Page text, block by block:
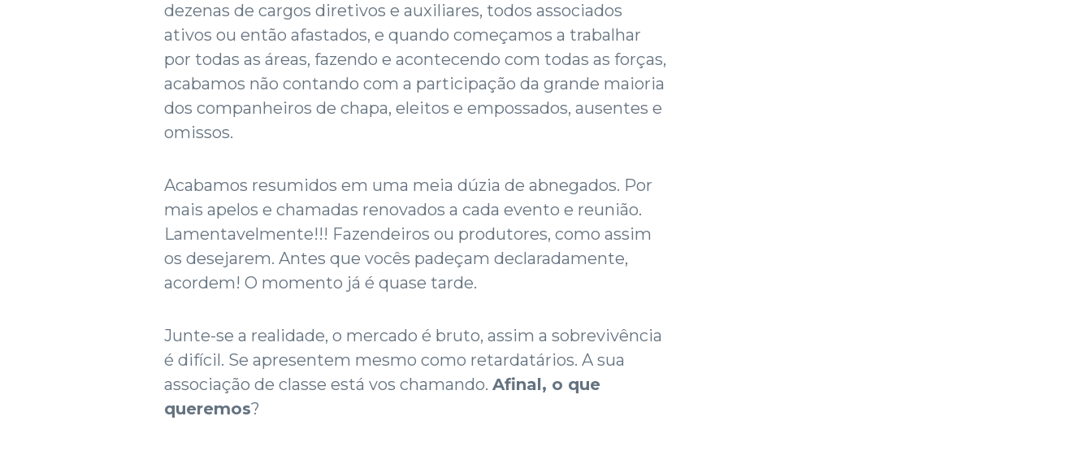
dezenas de cargos diretivos e auxiliares, todos associados
ativos ou então afastados, e quando começamos a trabalhar
por todas as áreas, fazendo e acontecendo com todas as forças,
acabamos não contando com a participação da grande maioria
dos companheiros de chapa, eleitos e empossados, ausentes e
omissos.
Acabamos resumidos em uma meia dúzia de abnegados. Por
mais apelos e chamadas renovados a cada evento e reunião.
Lamentavelmente!!! Fazendeiros ou produtores, como assim
os desejarem. Antes que vocês padeçam declaradamente,
acordem! O momento já é quase tarde.
Junte-se a realidade, o mercado é bruto, assim a sobrevivência
é difícil. Se apresentem mesmo como retardatários. A sua
associação de classe está vos chamando. Afinal, o que
queremos?